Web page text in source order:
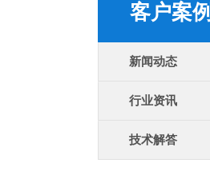
客户案例
新闻动态
行业资讯
技术解答